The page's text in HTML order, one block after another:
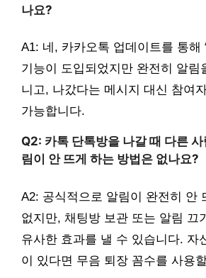
나요?
A1: 네, 카카오톡 업데이트를 통해
기능이 도입되었지만 완전히 알림
니고, 나갔다는 메시지 대신 참여
가능합니다.
Q2: 카톡 단톡방을 나갈 때 다른
림이 안 뜨게 하는 방법은 없나요?
A2: 공식적으로 알림이 완전히 안
없지만, 채팅방 보관 또는 알림 끄
유사한 효과를 낼 수 있습니다. 자
이 있다면 무음 퇴장 꼼수를 사용